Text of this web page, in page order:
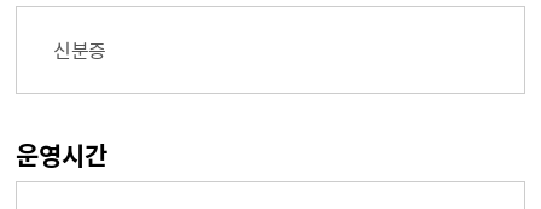
신분증
운영시간